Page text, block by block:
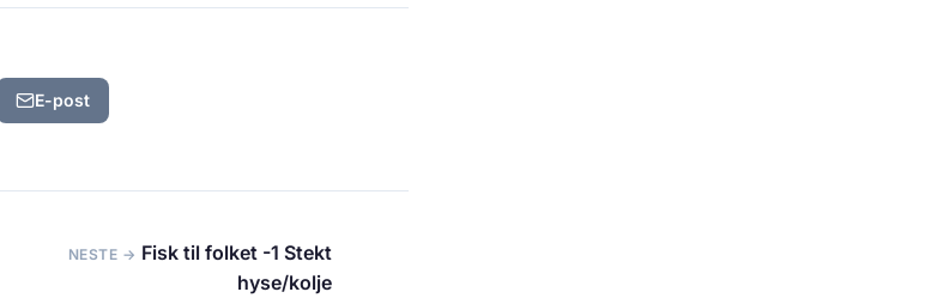
E-post
NESTE → Fisk til folket -1 Stekt
hyse/kolje